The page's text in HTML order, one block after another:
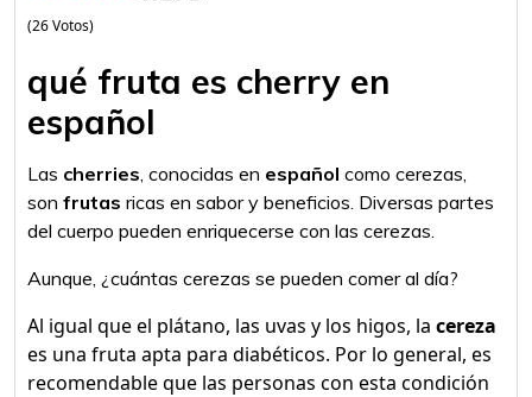
(26 Votos)
qué fruta es cherry en
español
Las cherries, conocidas en español como cerezas,
son frutas ricas en sabor y beneficios. Diversas partes
del cuerpo pueden enriquecerse con las cerezas.
Aunque, ¿cuántas cerezas se pueden comer al día?
Al igual que el plátano, las uvas y los higos, la cereza
es una fruta apta para diabéticos. Por lo general, es
recomendable que las personas con esta condición